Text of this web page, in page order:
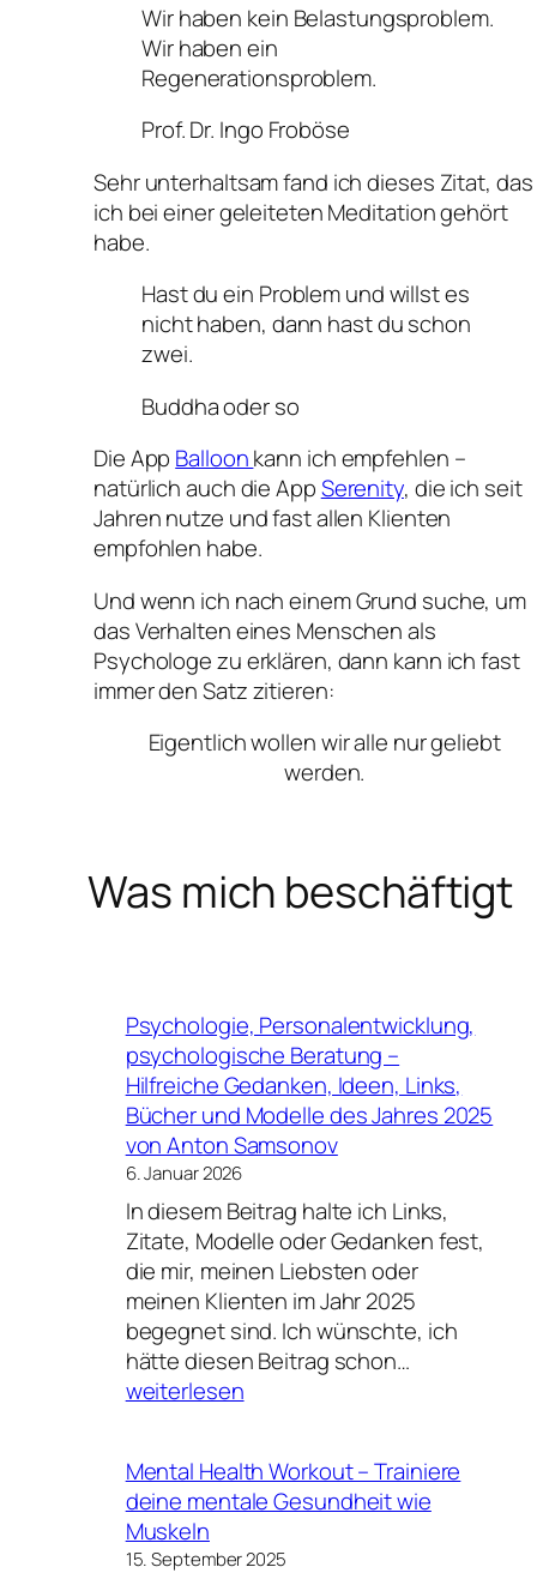
Wir haben kein Belastungsproblem.
Wir haben ein
Regenerationsproblem.
Prof. Dr. Ingo Froböse
Sehr unterhaltsam fand ich dieses Zitat, das
ich bei einer geleiteten Meditation gehört
habe.
Hast du ein Problem und willst es
nicht haben, dann hast du schon
zwei.
Buddha oder so
Die App Balloonkann ich empfehlen –
natürlich auch die AppSerenity, die ich seit
Jahren nutze und fast allen Klienten
empfohlen habe.
Und wenn ich nach einem Grund suche, um
das Verhalten eines Menschen als
Psychologe zu erklären, dann kann ich fast
immer den Satz zitieren:
Eigentlich wollen wir alle nur geliebt
werden.
Was mich beschäftigt
Psychologie, Personalentwicklung,
psychologische Beratung –
Hilfreiche Gedanken, Ideen, Links,
Bücher und Modelle des Jahres 2025
von Anton Samsonov
6. Januar 2026
In diesem Beitrag halte ich Links,
Zitate, Modelle oder Gedanken fest,
die mir, meinen Liebsten oder
meinen Klienten im Jahr 2025
begegnet sind. Ich wünschte, ich
hätte diesen Beitrag schon…
–
Hilfreiche
weiterlesen
Mental Health Workout – Trainiere
deine mentale Gesundheit wie
Muskeln
15. September 2025